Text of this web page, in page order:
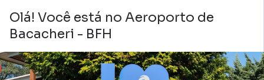
Olá! Você está no Aeroporto de
Bacacheri - BFH